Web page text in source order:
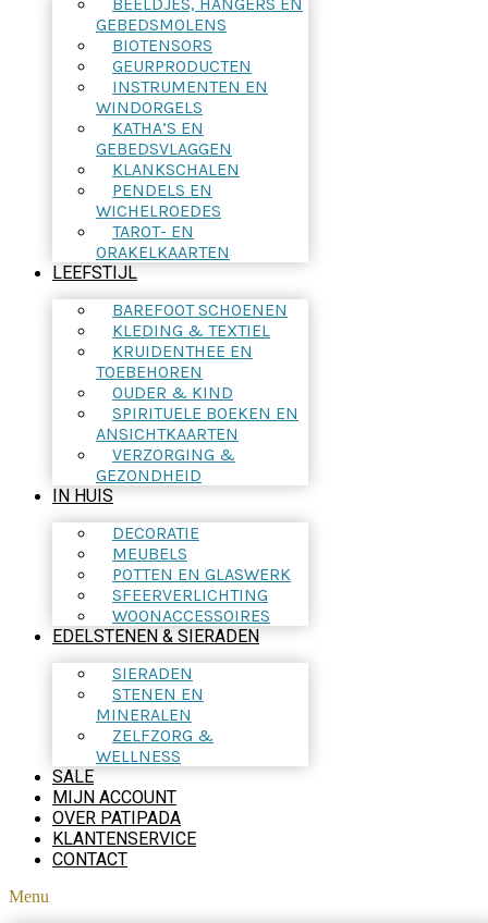
GEBEDSMOLENS
BIOTENSORS
GEURPRODUCTEN
INSTRUMENTEN EN
WINDORGELS
KATHA’S EN
GEBEDSVLAGGEN
KLANKSCHALEN
PENDELS EN
WICHELROEDES
TAROT- EN
ORAKELKAARTEN
LEEFSTIJL
BAREFOOT SCHOENEN
KLEDING & TEXTIEL
KRUIDENTHEE EN
TOEBEHOREN
OUDER & KIND
SPIRITUELE BOEKEN EN
ANSICHTKAARTEN
VERZORGING &
GEZONDHEID
IN HUIS
DECORATIE
MEUBELS
POTTEN EN GLASWERK
SFEERVERLICHTING
WOONACCESSOIRES
EDELSTENEN & SIERADEN
SIERADEN
STENEN EN
MINERALEN
ZELFZORG &
WELLNESS
SALE
MIJN ACCOUNT
OVER PATIPADA
KLANTENSERVICE
CONTACT
Menu